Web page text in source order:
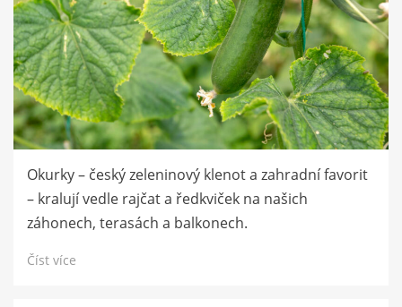
Okurky – český zeleninový klenot a zahradní favorit
– kralují vedle rajčat a ředkviček na našich
záhonech, terasách a balkonech.
Číst více